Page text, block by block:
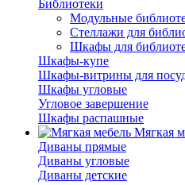
Библиотеки
Модульные
Стеллажи для
Шкафы для
Шкафы-купе
Шкафы-витрины для
Шкафы угловые
Угловое завершение
Шкафы распашные
Мягкая
Диваны прямые
Диваны угловые
Диваны детские